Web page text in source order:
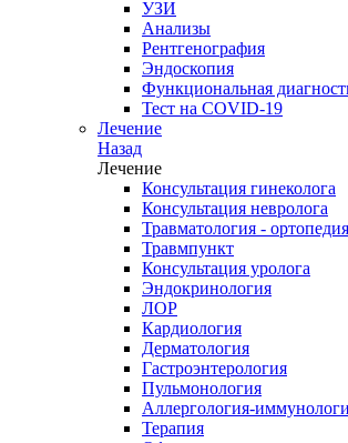
УЗИ
Анализы
Рентгенография
Эндоскопия
Функциональная
Тест на COVID-19
Лечение
Назад
Лечение
Консультация гинеколога
Консультация невролога
Травматология - ортопедия
Травмпункт
Консультация уролога
Эндокринология
ЛОР
Кардиология
Дерматология
Гастроэнтерология
Пульмонология
Аллергология-
Терапия